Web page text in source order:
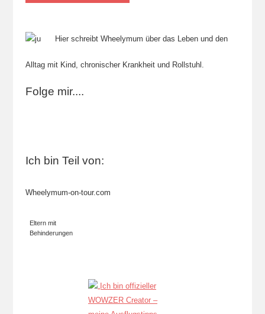
Hier schreibt Wheelymum über das Leben und den
Alltag mit Kind, chronischer Krankheit und Rollstuhl.
Folge mir....
Ich bin Teil von:
Wheelymum-on-tour.com
Eltern mit
Behinderungen